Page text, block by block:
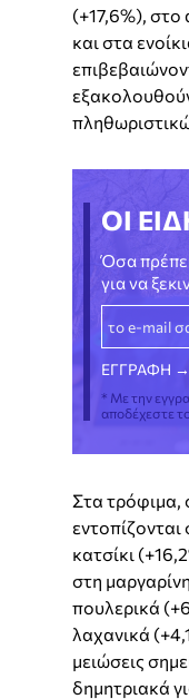
(+17,6%), στο
και στα
ΟΙ
Όσα
για να
* Με την
αποδέχεστε
Στα τρόφιμα,
κατσίκι
στη
πουλερικά
λαχανικά
μειώσεις
δημητριακά